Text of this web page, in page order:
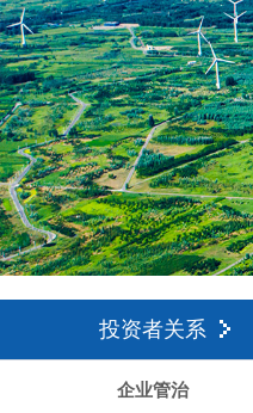
投资者关系
企业管治